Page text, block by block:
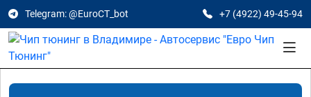
Telegram: @EuroCT_bot +7 (4922) 49-45-94